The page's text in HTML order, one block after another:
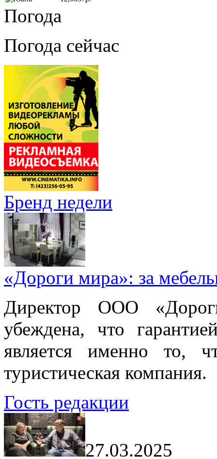
Погода
Погода сейчас
Бренд недели
«Дороги мира»: за
Директор ООО
убеждена, что
является именно то,
туристическая компания.
Гость редакции
27.03.2025